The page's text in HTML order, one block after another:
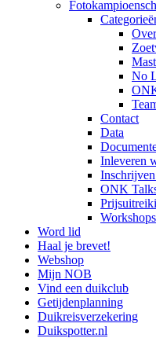
No
Contact
Data
Inleveren
ONK
Workshops
Word lid
Haal je brevet!
Webshop
Mijn NOB
Vind een duikclub
Getijdenplanning
Duikreisverzekering
Duikspotter.nl